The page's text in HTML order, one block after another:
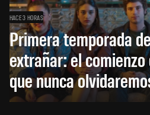
HACE 3 HORAS
Primera temporada
extrañar: el
que nunca